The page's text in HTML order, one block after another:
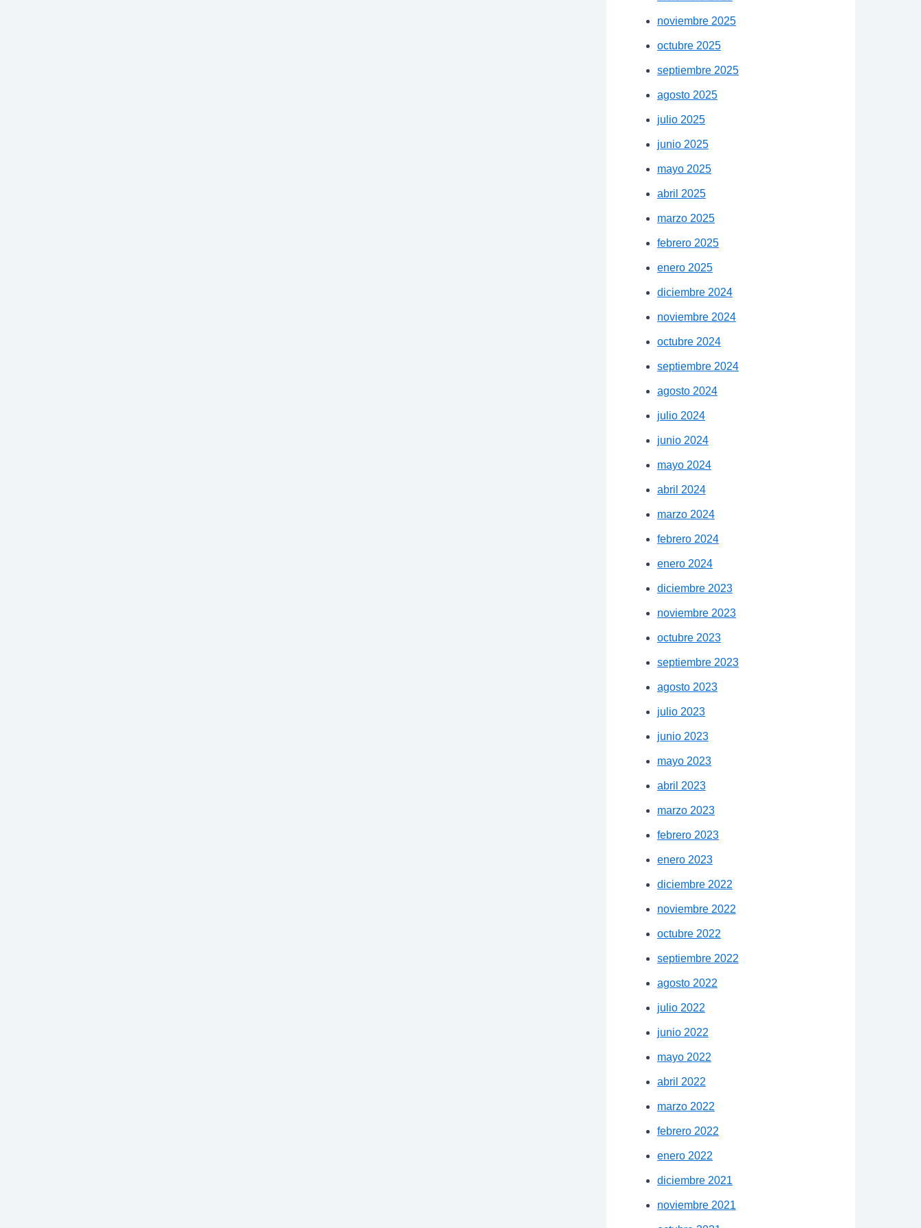
noviembre 2025
octubre 2025
septiembre 2025
agosto 2025
julio 2025
junio 2025
mayo 2025
abril 2025
marzo 2025
febrero 2025
enero 2025
diciembre 2024
noviembre 2024
octubre 2024
septiembre 2024
agosto 2024
julio 2024
junio 2024
mayo 2024
abril 2024
marzo 2024
febrero 2024
enero 2024
diciembre 2023
noviembre 2023
octubre 2023
septiembre 2023
agosto 2023
julio 2023
junio 2023
mayo 2023
abril 2023
marzo 2023
febrero 2023
enero 2023
diciembre 2022
noviembre 2022
octubre 2022
septiembre 2022
agosto 2022
julio 2022
junio 2022
mayo 2022
abril 2022
marzo 2022
febrero 2022
enero 2022
diciembre 2021
noviembre 2021